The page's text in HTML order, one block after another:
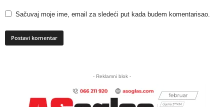
Sačuvaj moje ime, email za sledeći put kada budem komentarisao.
- Reklamni blok -